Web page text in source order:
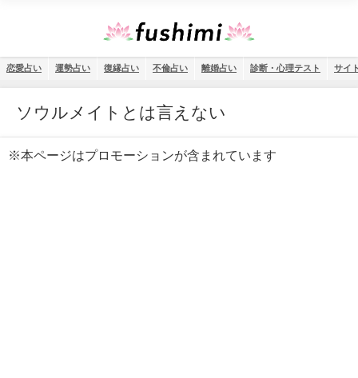
恋愛占い 運勢占い 復縁占い 不倫占い 離婚占い 診断・心理テスト サイ
ソウルメイトとは言えない
※本ページはプロモーションが含まれています